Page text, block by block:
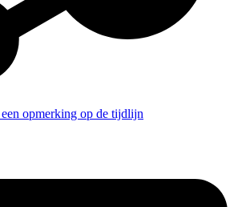
opmerking op de tijdlijn